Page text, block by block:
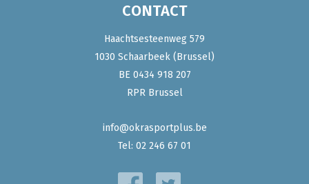
CONTACT
Haachtsesteenweg 579
1030 Schaarbeek (Brussel)
BE 0434 918 207
RPR Brussel
info@okrasportplus.be
Tel: 02 246 67 01